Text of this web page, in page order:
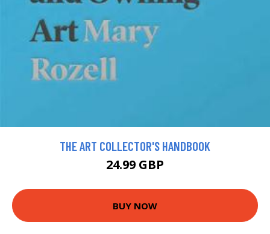
THE ART COLLECTOR'S HANDBOOK
24.99 GBP
BUY NOW